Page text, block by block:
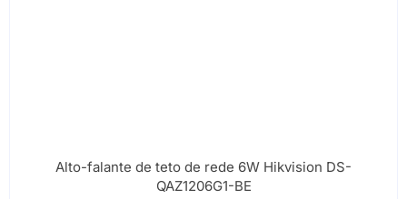
Alto-falante de teto de rede 6W Hikvision DS-
QAZ1206G1-BE